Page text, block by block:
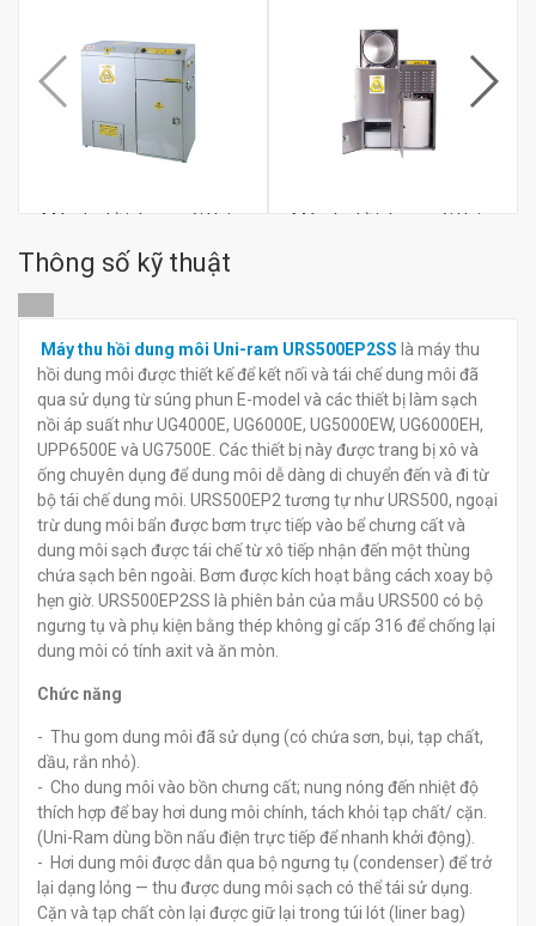
Máy thu hồi dung môi Uni-
0đ
Máy thu hồi dung môi Uni-
0đ
Thông số kỹ thuật
Máy thu hồi dung môi Uni-ram URS500EP2SS là máy thu
hồi dung môi được thiết kế để kết nối và tái chế dung môi đã
qua sử dụng từ súng phun E-model và các thiết bị làm sạch
nồi áp suất như UG4000E, UG6000E, UG5000EW, UG6000EH,
UPP6500E và UG7500E. Các thiết bị này được trang bị xô và
ống chuyên dụng để dung môi dễ dàng di chuyển đến và đi từ
bộ tái chế dung môi. URS500EP2 tương tự như URS500, ngoại
trừ dung môi bẩn được bơm trực tiếp vào bể chưng cất và
dung môi sạch được tái chế từ xô tiếp nhận đến một thùng
chứa sạch bên ngoài. Bơm được kích hoạt bằng cách xoay bộ
hẹn giờ. URS500EP2SS là phiên bản của mẫu URS500 có bộ
ngưng tụ và phụ kiện bằng thép không gỉ cấp 316 để chống lại
dung môi có tính axit và ăn mòn.
Chức năng
- Thu gom dung môi đã sử dụng (có chứa sơn, bụi, tạp chất,
dầu, rắn nhỏ).
- Cho dung môi vào bồn chưng cất; nung nóng đến nhiệt độ
thích hợp để bay hơi dung môi chính, tách khỏi tạp chất/ cặn.
(Uni-Ram dùng bồn nấu điện trực tiếp để nhanh khởi động).
- Hơi dung môi được dẫn qua bộ ngưng tụ (condenser) để trở
lại dạng lỏng — thu được dung môi sạch có thể tái sử dụng.
Cặn và tạp chất còn lại được giữ lại trong túi lót (liner bag)